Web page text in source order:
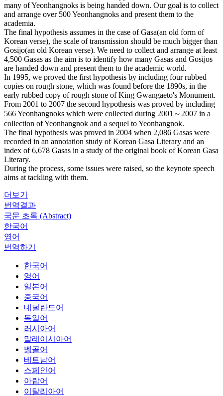
many of Yeonhangnoks is being handed down. Our goal is to collect
and arrange over 500 Yeonhangnoks and present them to the
academia.
The final hypothesis assumes in the case of Gasa(an old form of
Korean verse), the scale of transmission should be much bigger than
Gosijo(an old Korean verse). We need to collect and arrange at least
4,500 Gasas as the aim is to identify how many Gasas and Gosijos
are handed down and present them to the academic world.
In 1995, we proved the first hypothesis by including four rubbed
copies on rough stone, which was found before the 1890s, in the
early rubbed copy of rough stone of King Gwangaeto's Monument.
From 2001 to 2007 the second hypothesis was proved by including
566 Yeonhangnoks which were collected during 2001～2007 in a
collection of Yeonhangnok and a sequel to Yeonhangnok.
The final hypothesis was proved in 2004 when 2,086 Gasas were
recorded in an annotation study of Korean Gasa Literary and an
index of 6,678 Gasas in a study of the original book of Korean Gasa
Literary.
During the process, some issues were raised, so the keynote speech
aims at tackling with them.
더보기
번역결과
국문 초록 (Abstract)
한국어
영어
번역하기
한국어
영어
일본어
중국어
네덜란드어
독일어
러시아어
말레이시아어
벵골어
베트남어
스페인어
아랍어
이탈리아어